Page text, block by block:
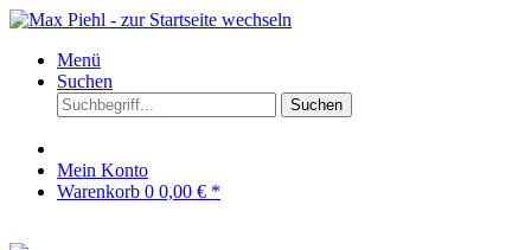
Menü
Suchen
Suchen
Mein Konto
Warenkorb 0 0,00 € *